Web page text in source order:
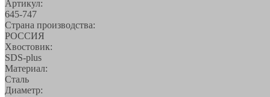
Артикул:
645-747
Страна производства:
РОССИЯ
Хвостовик:
SDS-plus
Материал:
Сталь
Диаметр: